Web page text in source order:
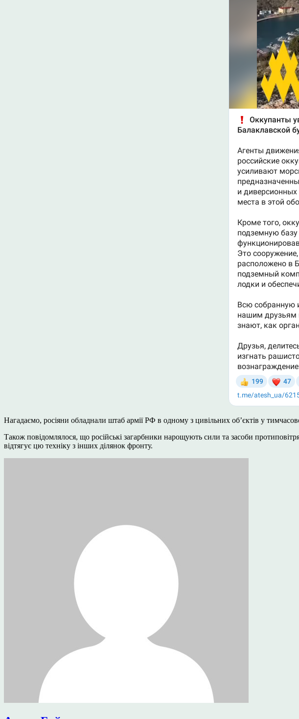
Нагадаємо, росіяни обладнали штаб армії РФ в одному з цивільних об’єктів у
Також повідомлялося, що російські загарбники нарощують сили та засоби
відтягує цю техніку з інших ділянок фронту.